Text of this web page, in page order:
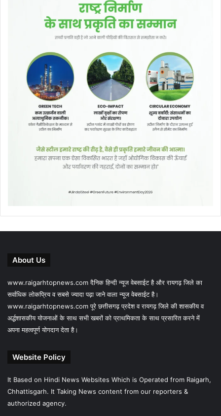
About Us
www.raigarhtopnews.com दैनिक हिन्दी न्यूज वेबसाईट है और रायगढ़ जिले का
सर्वाधिक लोकप्रिय व सबसे ज्यादा पढ़ा जाने वाला न्यूज वेबसाईट है।
www.raigarhtopnews.com पूरे छत्तीसगढ़ प्रदेश व रायगढ़ जिले की शासकीय व
अर्द्धशासकीय योजनाओं के साथ सभी खबरों को प्राथमिकता के साथ प्रसारित करने में
अपना महत्वपूर्ण योगदान देता है।
Website Policy
It Based on Hindi News Websites Which is Operated from Raigarh,
Chhattisgarh. It Taking News content from our reporters &
authorized agency.